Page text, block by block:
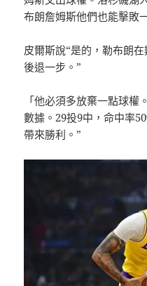
布朗詹姆斯他們也能擊敗
皮爾斯說“是的，勒布朗
後退一步。”
「他必須多放棄一點球
數據。29投9中，命中率
帶來勝利。”